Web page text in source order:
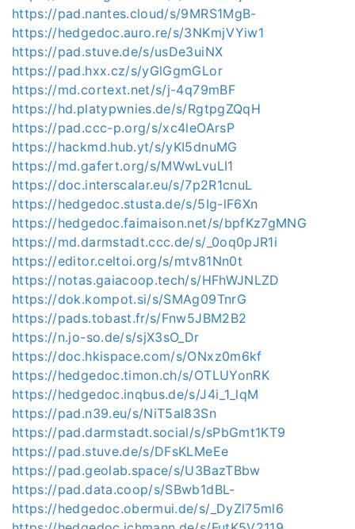
https://pad.nantes.cloud/s/9MRS1MgB-
https://hedgedoc.auro.re/s/3NKmjVYiw1
https://pad.stuve.de/s/usDe3uiNX
https://pad.hxx.cz/s/yGlGgmGLor
https://md.cortext.net/s/j-4q79mBF
https://hd.platypwnies.de/s/RgtpgZQqH
https://pad.ccc-p.org/s/xc4leOArsP
https://hackmd.hub.yt/s/yKI5dnuMG
https://md.gafert.org/s/MWwLvuLI1
https://doc.interscalar.eu/s/7p2R1cnuL
https://hedgedoc.stusta.de/s/5Ig-lF6Xn
https://hedgedoc.faimaison.net/s/bpfKz7gMNG
https://md.darmstadt.ccc.de/s/_0oq0pJR1i
https://editor.celtoi.org/s/mtv81Nn0t
https://notas.gaiacoop.tech/s/HFhWJNLZD
https://dok.kompot.si/s/SMAg09TnrG
https://pads.tobast.fr/s/Fnw5JBM2B2
https://n.jo-so.de/s/sjX3sO_Dr
https://doc.hkispace.com/s/ONxz0m6kf
https://hedgedoc.timon.ch/s/OTLUYonRK
https://hedgedoc.inqbus.de/s/J4i_1_lqM
https://pad.n39.eu/s/NiT5al83Sn
https://pad.darmstadt.social/s/sPbGmt1KT9
https://pad.stuve.de/s/DFsKLMeEe
https://pad.geolab.space/s/U3BazTBbw
https://pad.data.coop/s/SBwb1dBL-
https://hedgedoc.obermui.de/s/_DyZl75ml6